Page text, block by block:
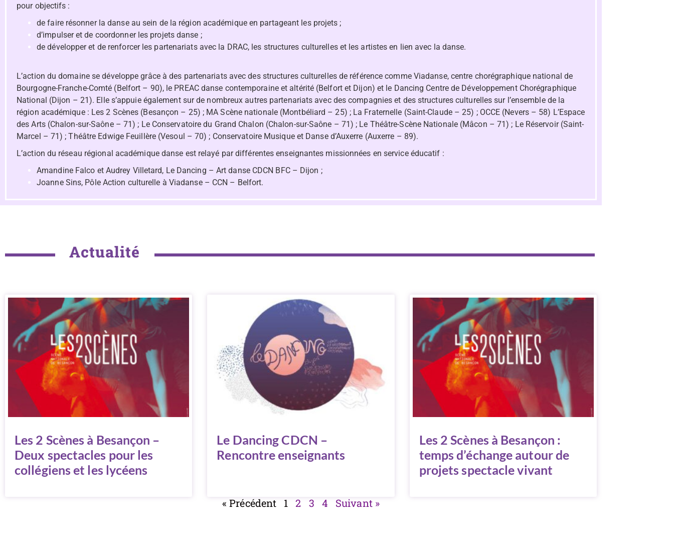
pour objectifs :
de faire résonner la danse au sein de la région académique en partageant les projets ;
d’impulser et de coordonner les projets danse ;
de développer et de renforcer les partenariats avec la DRAC, les structures culturelles et les artistes en lien avec la danse.
L’action du domaine se développe grâce à des partenariats avec des structures culturelles de référence comme Viadanse, centre chorégraphique national de
Bourgogne-Franche-Comté (Belfort – 90), le PREAC danse contemporaine et altérité (Belfort et Dijon) et le Dancing Centre de Développement Chorégraphique
National (Dijon – 21). Elle s’appuie également sur de nombreux autres partenariats avec des compagnies et des structures culturelles sur l’ensemble de la
région académique : Les 2 Scènes (Besançon – 25) ; MA Scène nationale (Montbéliard – 25) ; La Fraternelle (Saint-Claude – 25) ; OCCE (Nevers – 58) L’Espace
des Arts (Chalon-sur-Saône – 71) ; Le Conservatoire du Grand Chalon (Chalon-sur-Saône – 71) ; Le Théâtre-Scène Nationale (Mâcon – 71) ; Le Réservoir (Saint-
Marcel – 71) ; Théâtre Edwige Feuillère (Vesoul – 70) ; Conservatoire Musique et Danse d’Auxerre (Auxerre – 89).
L’action du réseau régional académique danse est relayé par différentes enseignantes missionnées en service éducatif :
Amandine Falco et Audrey Villetard, Le Dancing – Art danse CDCN BFC – Dijon ;
Joanne Sins, Pôle Action culturelle à Viadanse – CCN – Belfort.
Actualité
Les 2 Scènes à Besançon –
Deux spectacles pour les
collégiens et les lycéens
Le Dancing CDCN –
Rencontre enseignants
Les 2 Scènes à Besançon :
temps d’échange autour de
projets spectacle vivant
« Précédent 1 2 3 4 Suivant »